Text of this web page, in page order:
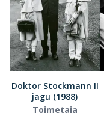
Doktor Stockmann II
jagu (1988)
Toimetaja